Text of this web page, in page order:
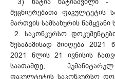
მეცნიერებათა ფაკულტეტის
მართვის სამსახურის წამყვანი
2. საკონკურსო
შესაბამისად მიიღება 2021
2021 წლის 21 ივნისის
საათამდე,
ფაკულტეტის საკონკურსო